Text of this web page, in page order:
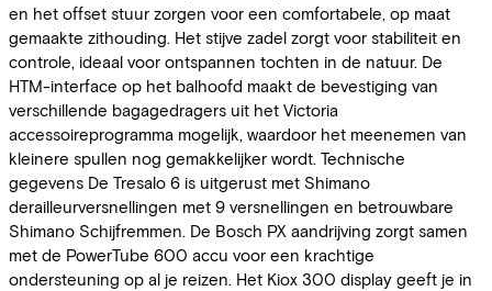
en het offset stuur zorgen voor een comfortabele, op maat
gemaakte zithouding. Het stijve zadel zorgt voor stabiliteit en
controle, ideaal voor ontspannen tochten in de natuur. De
HTM-interface op het balhoofd maakt de bevestiging van
verschillende bagagedragers uit het Victoria
accessoireprogramma mogelijk, waardoor het meenemen van
kleinere spullen nog gemakkelijker wordt. Technische
gegevens De Tresalo 6 is uitgerust met Shimano
derailleurversnellingen met 9 versnellingen en betrouwbare
Shimano Schijfremmen. De Bosch PX aandrijving zorgt samen
met de PowerTube 600 accu voor een krachtige
ondersteuning op al je reizen. Het Kiox 300 display geeft je in